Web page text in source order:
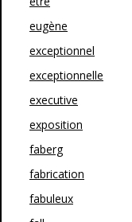
eugène
exceptionnel
exceptionnelle
executive
exposition
faberg
fabrication
fabuleux